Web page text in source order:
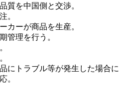
質を中国側と交渉。
。
カーが商品を生産。
管理を行う。
にトラブル等が発生した場合に
。